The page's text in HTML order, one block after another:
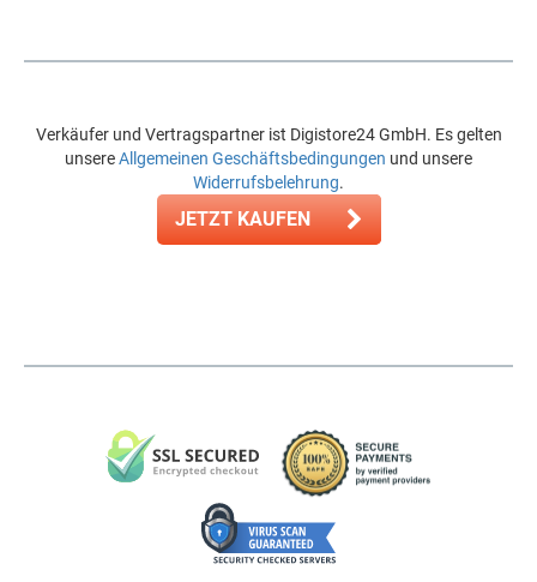
Verkäufer und Vertragspartner ist Digistore24 GmbH. Es gelten
unsereAllgemeinen Geschäftsbedingungen und unsere
Widerrufsbelehrung.
JETZT KAUFEN